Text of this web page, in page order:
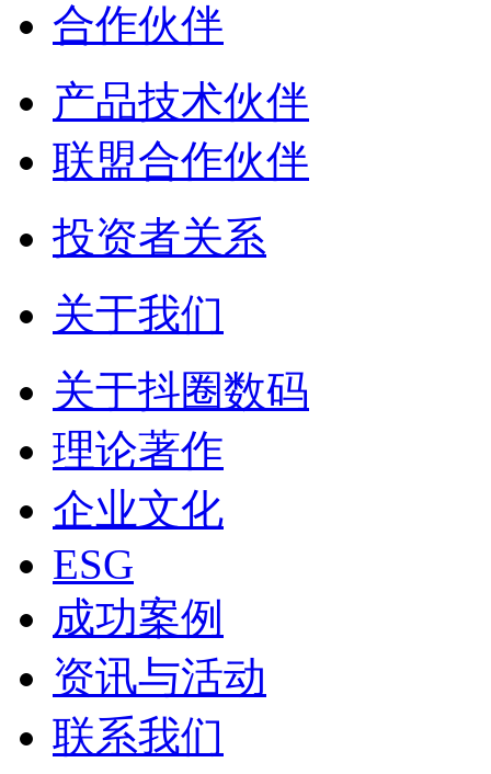
合作伙伴
产品技术伙伴
联盟合作伙伴
投资者关系
关于我们
关于抖圈数码
理论著作
企业文化
ESG
成功案例
资讯与活动
联系我们